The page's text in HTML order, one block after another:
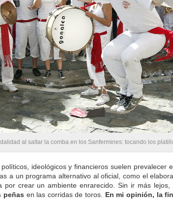
al saltar la comba en los Sanfermines: tocando los
ideológicos y financieros suelen prevalecer
a un programa alternativo al oficial, como el
por crear un ambiente enrarecido. Sin ir más
peñas en las corridas de toros. En mi opinión, la